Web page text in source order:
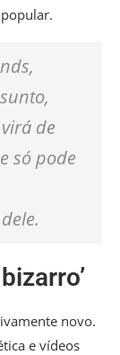
de
só pode
novo.
e vídeos